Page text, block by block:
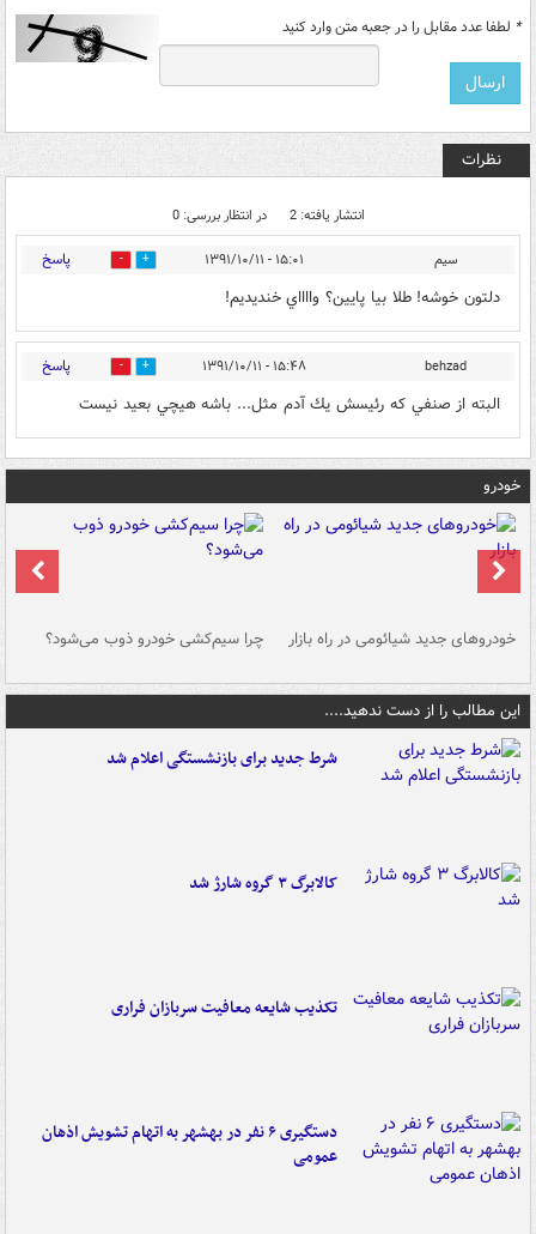
* لطفا عدد مقابل را در جعبه متن وارد کنید
نظرات
انتشار یافته: 2 در انتظار بررسی: 0
سيم ۱۵:۰۱ - ۱۳۹۱/۱۰/۱۱ 0 پاسخ
دلتون خوشه! طلا بيا پايين؟ وااااي خنديديم!
behzad ۱۵:۴۸ - ۱۳۹۱/۱۰/۱۱ 0 پاسخ
البته از صنفي كه رئيسش يك آدم مثل... باشه هيچي بعيد نيست
خودرو
خودروهای جدید شیائومی در راه بازار چرا سیم‌کشی خودرو ذوب می‌شود؟
این مطالب را از دست ندهید....
شرط جدید برای بازنشستگی اعلام شد
کالابرگ ۳ گروه شارژ شد
تکذیب شایعه معافیت سربازان فراری
دستگیری ۶ نفر در بهشهر به اتهام تشویش اذهان
عمومی